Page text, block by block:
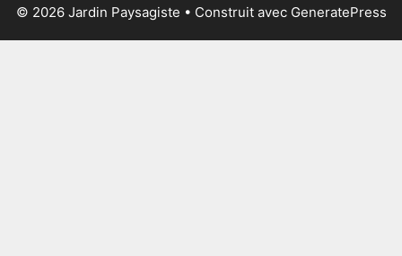
© 2026 Jardin Paysagiste • Construit avec GeneratePress